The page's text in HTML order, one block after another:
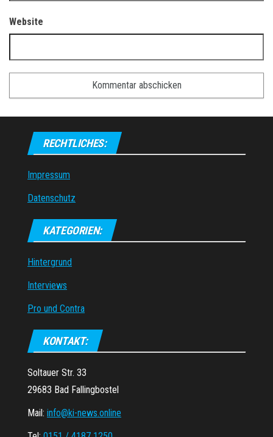
Website
RECHTLICHES:
Impressum
Datenschutz
KATEGORIEN:
Hintergrund
Interviews
Pro und Contra
KONTAKT:
Soltauer Str. 33
29683 Bad Fallingbostel
Mail: info@ki-news.online